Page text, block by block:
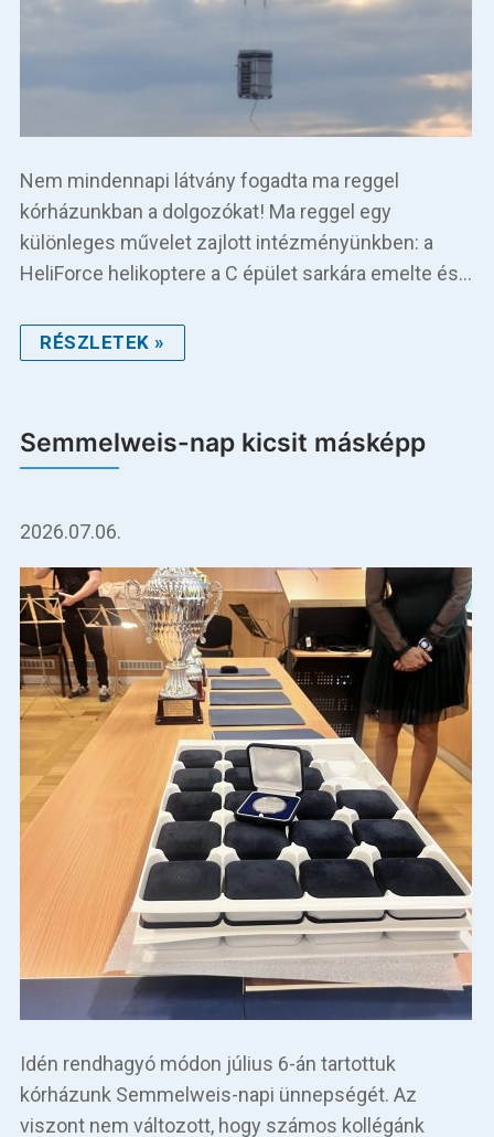
Nem mindennapi látvány fogadta ma reggel
kórházunkban a dolgozókat! Ma reggel egy
különleges művelet zajlott intézményünkben: a
HeliForce helikoptere a C épület sarkára emelte és…
RÉSZLETEK »
Semmelweis-nap kicsit másképp
2026.07.06.
Idén rendhagyó módon július 6-án tartottuk
kórházunk Semmelweis-napi ünnepségét. Az
viszont nem változott, hogy számos kollégánk